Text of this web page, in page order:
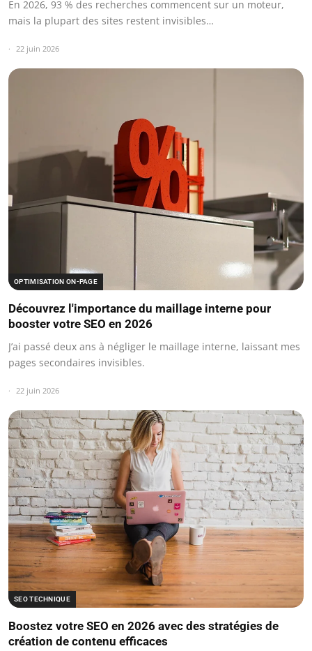
En 2026, 93 % des recherches commencent sur un moteur,
mais la plupart des sites restent invisibles…
22 juin 2026
OPTIMISATION ON-PAGE
Découvrez l'importance du maillage interne pour
booster votre SEO en 2026
J’ai passé deux ans à négliger le maillage interne, laissant mes
pages secondaires invisibles.
22 juin 2026
SEO TECHNIQUE
Boostez votre SEO en 2026 avec des stratégies de
création de contenu efficaces